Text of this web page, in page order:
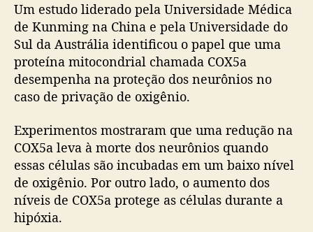
Um estudo liderado pela Universidade Médica
de Kunming na China e pela Universidade do
Sul da Austrália identificou o papel que uma
proteína mitocondrial chamada COX5a
desempenha na proteção dos neurônios no
caso de privação de oxigênio.
Experimentos mostraram que uma redução na
COX5a leva à morte dos neurônios quando
essas células são incubadas em um baixo nível
de oxigênio. Por outro lado, o aumento dos
níveis de COX5a protege as células durante a
hipóxia.